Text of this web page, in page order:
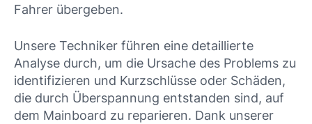
Fahrer übergeben.
Unsere Techniker führen eine detaillierte
Analyse durch, um die Ursache des Problems zu
identifizieren und Kurzschlüsse oder Schäden,
die durch Überspannung entstanden sind, auf
dem Mainboard zu reparieren. Dank unserer